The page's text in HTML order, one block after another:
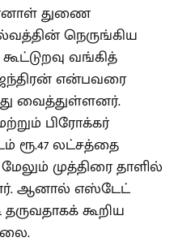
துணை
நெருங்கிய
வங்கித்
என்பவரை
வைத்துள்ளனர்.
பிரோக்கர்
ரூ.47 லட்சத்தை
முத்திரை தாளில்
ஆனால் எஸ்டேட்
தருவதாகக் கூறிய